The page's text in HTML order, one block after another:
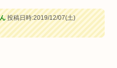
投稿日時:2019/12/07(土)